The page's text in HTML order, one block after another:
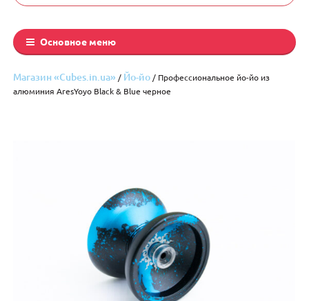
Основное меню
Магазин «Cubes.in.ua» / Йо-йо / Профессиональное йо-йо из
алюминия AresYoyo Black & Blue черное